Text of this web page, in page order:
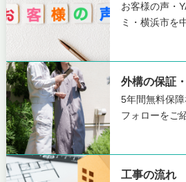
お客様の声・
ミ・横浜市を
外構の保証
5年間無料保
フォローをご
工事の流れ